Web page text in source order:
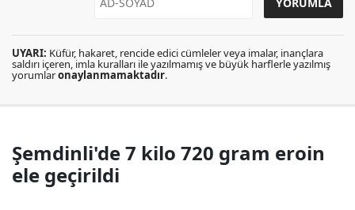
UYARI: Küfür, hakaret, rencide edici cümleler veya imalar, inançlara
saldırı içeren, imla kuralları ile yazılmamış ve büyük harflerle yazılmış
yorumlaronaylanmamaktadır.
Şemdinli'de 7 kilo 720 gram eroin
ele geçirildi